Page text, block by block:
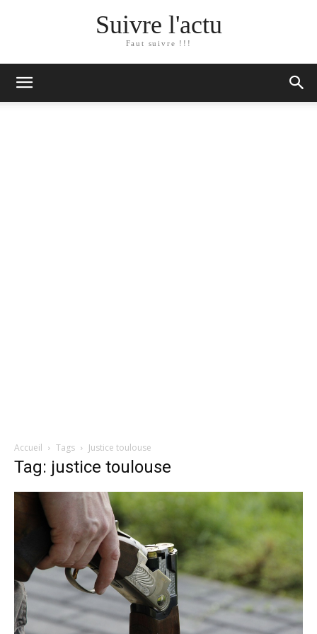
Suivre l'actu
Faut suivre !!!
Accueil Tags Justice toulouse
Tag: justice toulouse